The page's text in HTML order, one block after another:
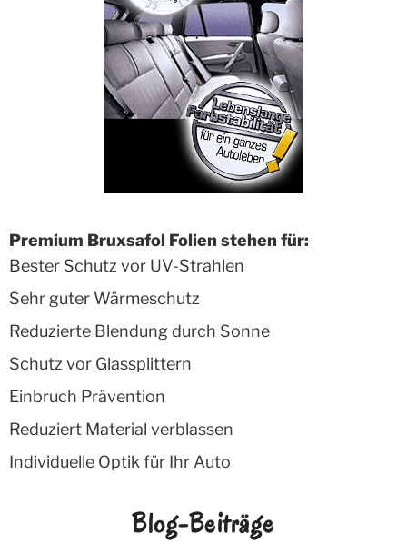
Premium Bruxsafol Folien stehen für:
Bester Schutz vor UV-Strahlen
Sehr guter Wärmeschutz
Reduzierte Blendung durch Sonne
Schutz vor Glassplittern
Einbruch Prävention
Reduziert Material verblassen
Individuelle Optik für Ihr Auto
Blog-Beiträge